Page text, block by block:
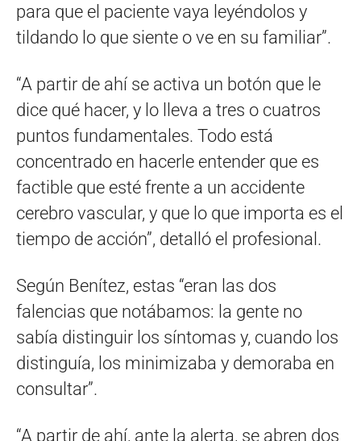
para que el paciente vaya leyéndolos y
tildando lo que siente o ve en su familiar”.
“A partir de ahí se activa un botón que le
dice qué hacer, y lo lleva a tres o cuatros
puntos fundamentales. Todo está
concentrado en hacerle entender que es
factible que esté frente a un accidente
cerebro vascular, y que lo que importa es el
tiempo de acción”, detalló el profesional.
Según Benítez, estas “eran las dos
falencias que notábamos: la gente no
sabía distinguir los síntomas y, cuando los
distinguía, los minimizaba y demoraba en
consultar”.
“A partir de ahí, ante la alerta, se abren dos